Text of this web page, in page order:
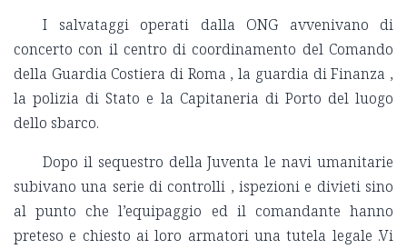
I salvataggi operati dalla ONG avvenivano di
concerto con il centro di coordinamento del Comando
della Guardia Costiera di Roma , la guardia di Finanza ,
la polizia di Stato e la Capitaneria di Porto del luogo
dello sbarco.
Dopo il sequestro della Juventa le navi umanitarie
subivano una serie di controlli , ispezioni e divieti sino
al punto che l’equipaggio ed il comandante hanno
preteso e chiesto ai loro armatori una tutela legale .Vi